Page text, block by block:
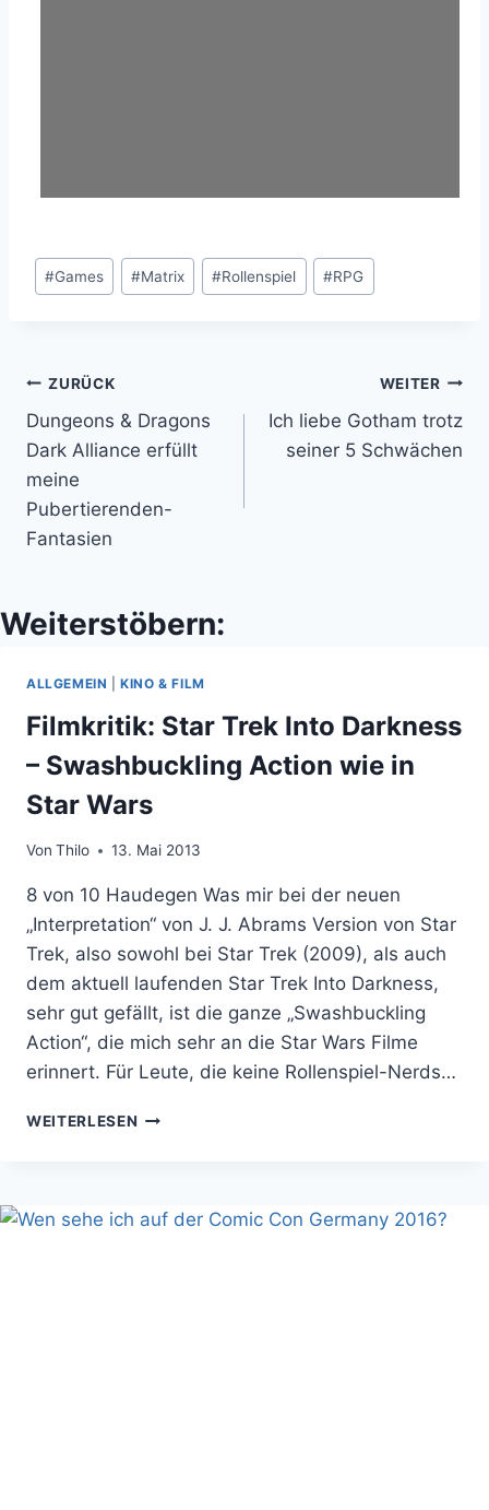
Schlagworte:
#Games #Matrix #Rollenspiel #RPG
Beitragsnavigation
ZURÜCK
Dungeons & Dragons
Dark Alliance erfüllt
meine
Pubertierenden-
Fantasien
WEITER
Ich liebe Gotham trotz
seiner 5 Schwächen
Weiterstöbern:
ALLGEMEIN |KINO & FILM
Filmkritik: Star Trek Into Darkness
– Swashbuckling Action wie in
Star Wars
Von Thilo 13. Mai 2013
8 von 10 Haudegen Was mir bei der neuen
„Interpretation“ von J. J. Abrams Version von Star
Trek, also sowohl bei Star Trek (2009), als auch
dem aktuell laufenden Star Trek Into Darkness,
sehr gut gefällt, ist die ganze „Swashbuckling
Action“, die mich sehr an die Star Wars Filme
erinnert. Für Leute, die keine Rollenspiel-Nerds…
WEITERLESEN FILMKRITIK:
–